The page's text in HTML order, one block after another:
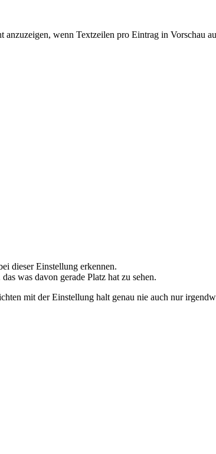
wenn Textzeilen pro Eintrag in Vorschau
dieser Einstellung erkennen.
was davon gerade Platz hat zu sehen.
mit der Einstellung halt genau nie auch nur